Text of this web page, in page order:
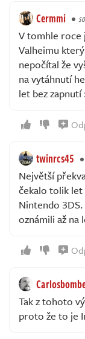
Cermmi
V tomhle roce
Valheimu
nepočítal že
na vytáhnutí
let bez zapnutí
twinrcs45
Největší
čekalo tolik let
Nintendo
oznámili až na
Tak z tohoto
proto že to je